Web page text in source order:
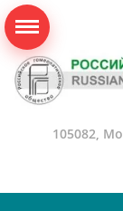
105082,